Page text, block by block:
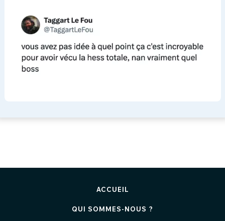
ACCUEIL
QUI SOMMES-NOUS ?